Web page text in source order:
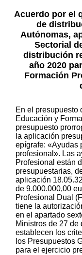
Acuerdo por el
de
Autónomas,
Sectorial
distribución
año 2020
Formación
En el presupuesto
Educación y
presupuesto
la aplicación
epígrafe: «Ayudas
profesional». Las
Profesional están
presupuestarias,
aplicación
de 9.000.000,00
Profesional Dual
tiene la
en el apartado
Ministros de 27 de
establecen los
los Presupuestos
para el ejercicio